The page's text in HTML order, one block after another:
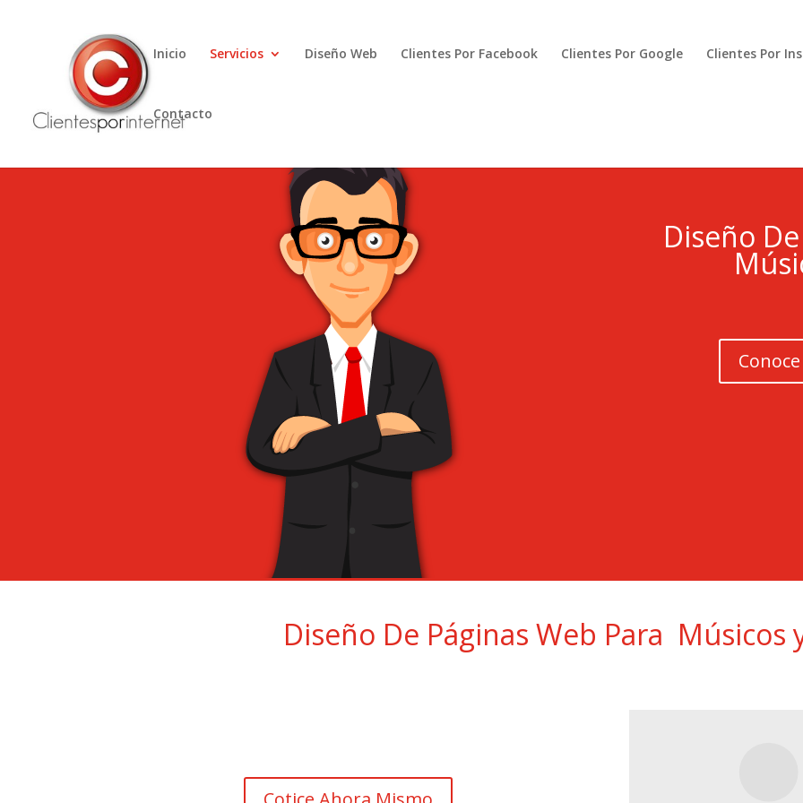
Inicio Servicios Diseño Web Clientes Por Facebook Clientes Por Google Clientes Por
Contacto
Diseño
Diseño De Páginas Web Para Músicos